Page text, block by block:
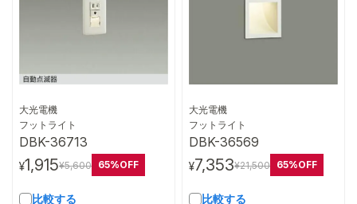
大光電機
フットライト
DBK-36713
¥1,915¥5,600 65%OFF
比較する
大光電機
フットライト
DBK-36569
¥7,353¥21,500 65%OFF
比較する